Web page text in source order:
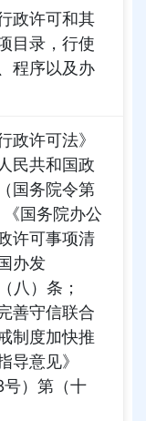
政许可和其
目录，行使
程序以及办
政许可法》
民共和国政
国务院令第
国务院办公
许可事项清
办发
八）条；
善守信联合
制度加快推
导意见》
号）第（十